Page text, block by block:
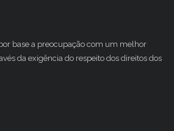
base a preocupação com um melhor
da exigência do respeito dos direitos dos